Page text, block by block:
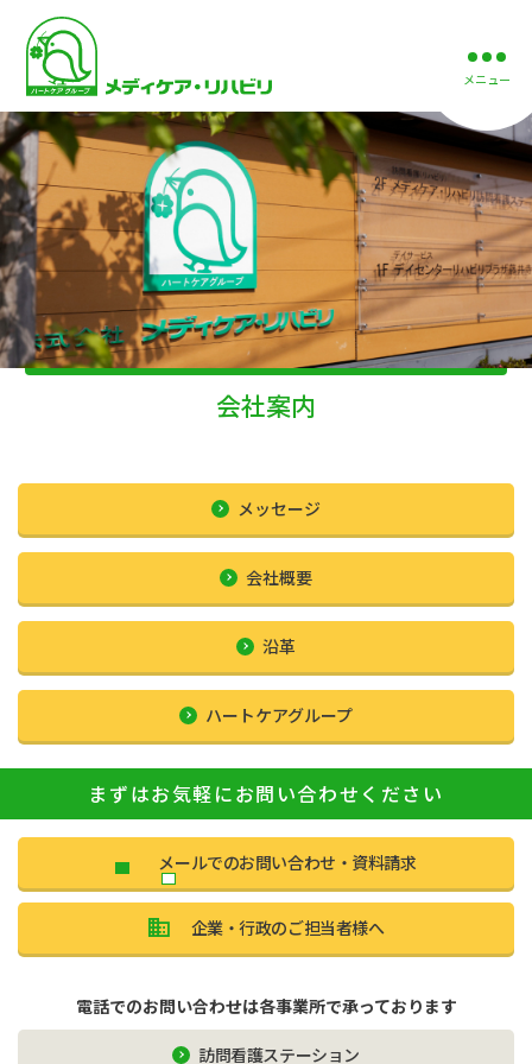
メニュー
会社案内
メッセージ
会社概要
沿革
ハートケアグループ
まずはお気軽にお問い合わせください
メールでのお問い合わせ・資料請求
企業・行政のご担当者様へ
電話でのお問い合わせは各事業所で承っております
訪問看護ステーション